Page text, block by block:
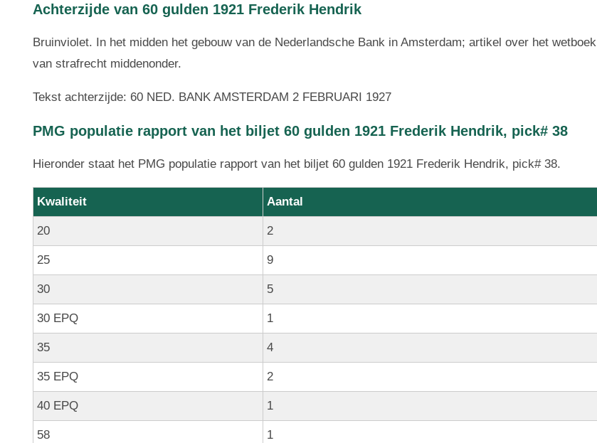
Achterzijde van 60 gulden 1921 Frederik Hendrik
Bruinviolet. In het midden het gebouw van de Nederlandsche Bank in Amsterdam; artikel over het wetboek
van strafrecht middenonder.
Tekst achterzijde: 60 NED. BANK AMSTERDAM 2 FEBRUARI 1927
PMG populatie rapport van het biljet 60 gulden 1921 Frederik Hendrik, pick# 38
Hieronder staat het PMG populatie rapport van het biljet 60 gulden 1921 Frederik Hendrik, pick# 38.
Kwaliteit Aantal
20 2
25 9
30 5
30 EPQ 1
35 4
35 EPQ 2
40 EPQ 1
58 1